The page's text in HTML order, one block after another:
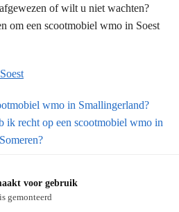
of wilt u niet wachten?
om een scootmobiel wmo in Soest
wmo in Smallingerland?
ik recht op een scootmobiel wmo in
Someren?
voor gebruik
gemonteerd